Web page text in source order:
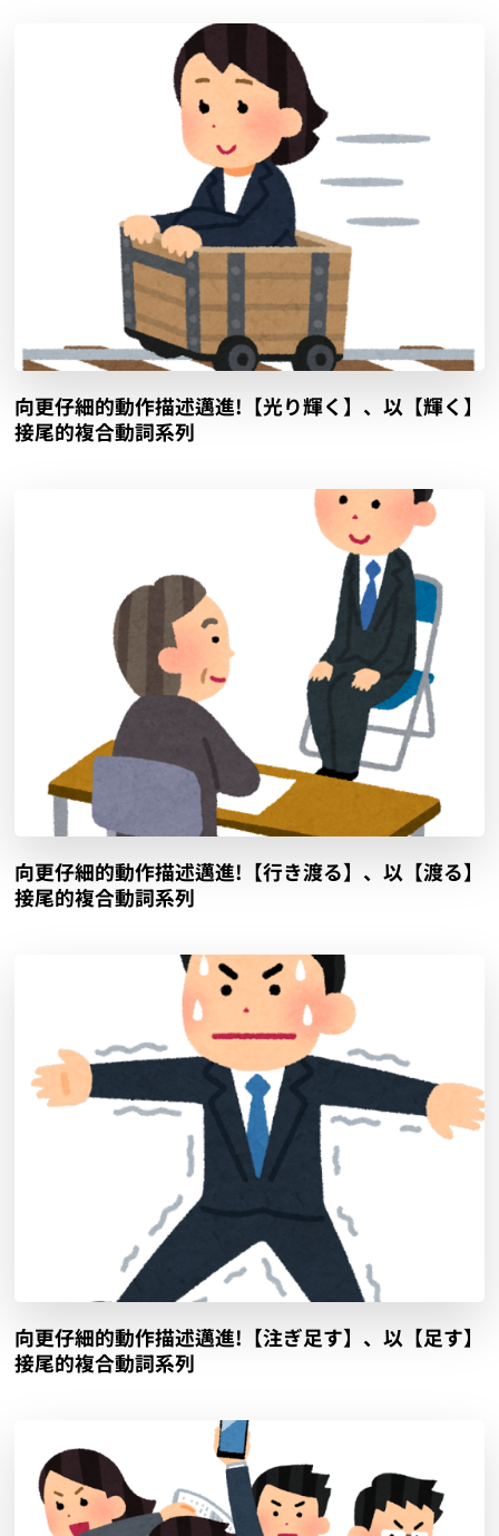
向更仔細的動作描述邁進!【光り輝く】、以【輝く】
接尾的複合動詞系列
向更仔細的動作描述邁進!【行き渡る】、以【渡る】
接尾的複合動詞系列
向更仔細的動作描述邁進!【注ぎ足す】、以【足す】
接尾的複合動詞系列